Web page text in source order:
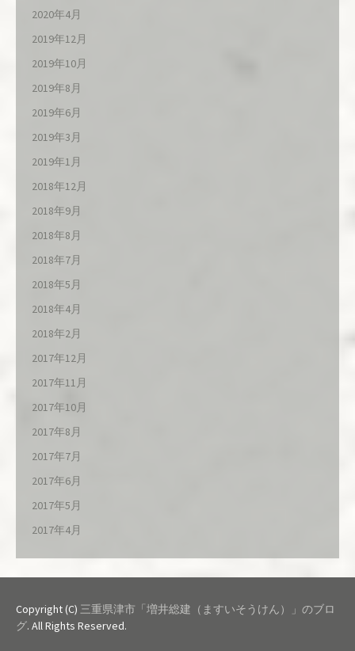
2020年4月
2019年12月
2019年10月
2019年8月
2019年6月
2019年3月
2019年1月
2018年12月
2018年9月
2018年8月
2018年7月
2018年5月
2018年4月
2018年2月
2017年12月
2017年11月
2017年10月
2017年8月
2017年7月
2017年6月
2017年5月
2017年4月
Copyright (C) 三重県津市「増井総建（ますいそうけん）」のブロ
グ. All Rights Reserved.